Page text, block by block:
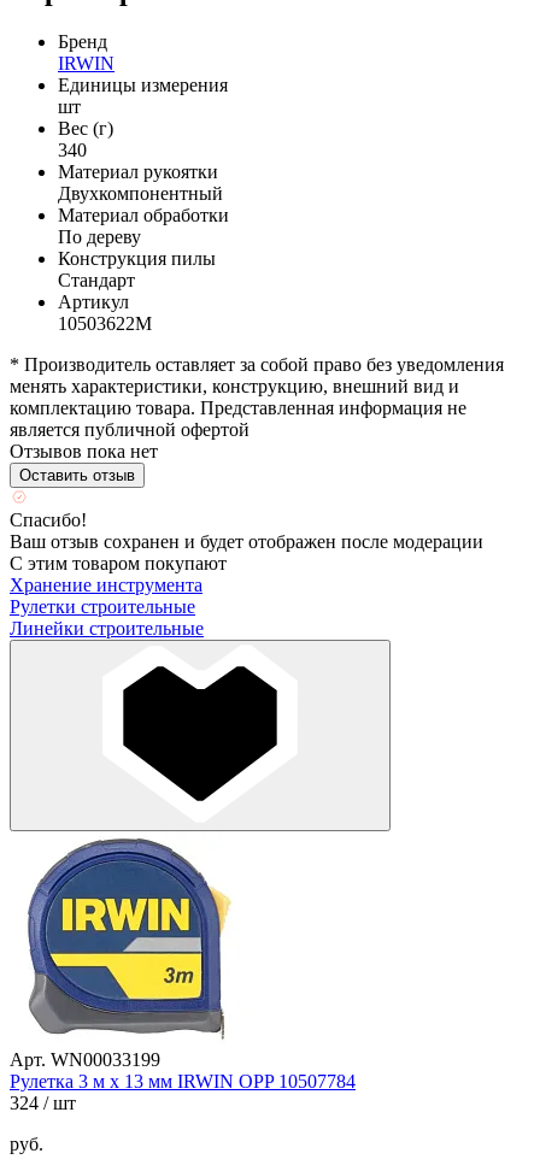
Бренд
IRWIN
Единицы измерения
шт
Вес (г)
340
Материал рукоятки
Двухкомпонентный
Материал обработки
По дереву
Конструкция пилы
Стандарт
Артикул
10503622М
* Производитель оставляет за собой право без уведомления
менять характеристики, конструкцию, внешний вид и
комплектацию товара. Представленная информация не
является публичной офертой
Отзывов пока нет
Оставить отзыв
Спасибо!
Ваш отзыв сохранен и будет отображен после модерации
С этим товаром покупают
Хранение инструмента
Рулетки строительные
Линейки строительные
Арт. WN00033199
Рулетка 3 м х 13 мм IRWIN OPP 10507784
324 / шт
руб.